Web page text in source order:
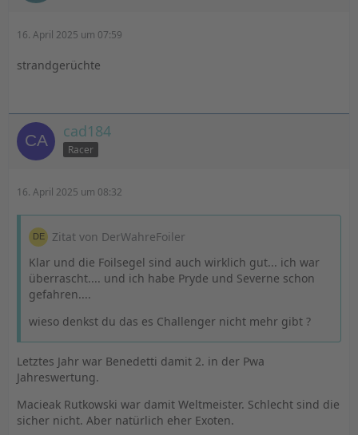
16. April 2025 um 07:59
strandgerüchte
cad184
Racer
16. April 2025 um 08:32
Zitat von DerWahreFoiler
Klar und die Foilsegel sind auch wirklich gut... ich war
überrascht.... und ich habe Pryde und Severne schon
gefahren....
wieso denkst du das es Challenger nicht mehr gibt ?
Letztes Jahr war Benedetti damit 2. in der Pwa
Jahreswertung.
Macieak Rutkowski war damit Weltmeister. Schlecht sind die
sicher nicht. Aber natürlich eher Exoten.